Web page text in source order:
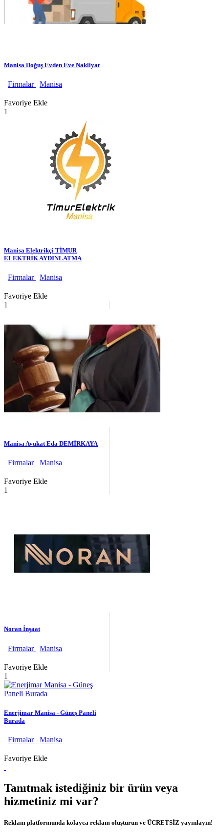
Manisa Doğuş Evden Eve Nakliyat
Firmalar Manisa
Favoriye Ekle
1
Manisa Elektrikçi TİMUR
ELEKTRİK AYDINLATMA
Firmalar Manisa
Favoriye Ekle
1
Manisa Avukat Eda DEMİRKAYA
Firmalar Manisa
Favoriye Ekle
1
Noran İnşaat
Firmalar Manisa
Favoriye Ekle
1
Enerjimar Manisa - Güneş Paneli
Burada
Firmalar Manisa
Favoriye Ekle
Tanıtmak istediğiniz bir ürün veya
hizmetiniz mi var?
Reklam platformunda kolayca reklam oluşturun ve ÜCRETSİZ yayınlayın!